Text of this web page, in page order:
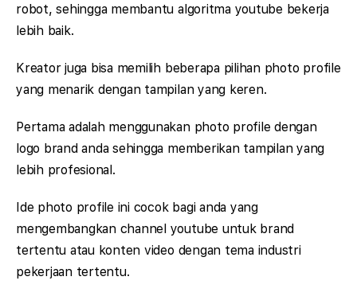
robot, sehingga membantu algoritma youtube bekerja
lebih baik.
Kreator juga bisa memilih beberapa pilihan photo profile
yang menarik dengan tampilan yang keren.
Pertama adalah menggunakan photo profile dengan
logo brand anda sehingga memberikan tampilan yang
lebih profesional.
Ide photo profile ini cocok bagi anda yang
mengembangkan channel youtube untuk brand
tertentu atau konten video dengan tema industri
pekerjaan tertentu.